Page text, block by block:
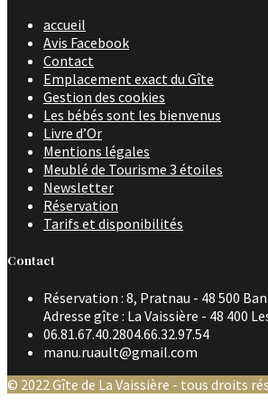
accueil
Avis Facebook
Contact
Emplacement exact du Gîte
Gestion des cookies
Les bébés sont les bienvenus
Livre d’Or
Mentions légales
Meublé de Tourisme 3 étoiles
Newsletter
Réservation
Tarifs et disponibilités
Contact
Réservation : 8, Pratnau - 48 500
Adresse gîte : La Vaissière - 48 400
06.81.67.40.2804.66.32.97.54
manu.ruault@gmail.com
© 2022 Gîte de La Vaissière - tous droits